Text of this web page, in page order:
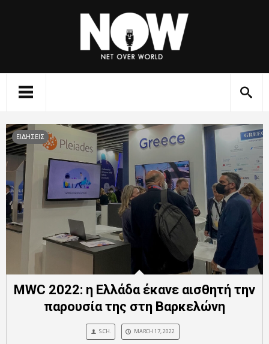
ΕΙΔΗΣΕΙΣ
MWC 2022: η Ελλάδα έκανε αισθητή την
παρουσία της στη Βαρκελώνη
S.CH. MARCH 17, 2022